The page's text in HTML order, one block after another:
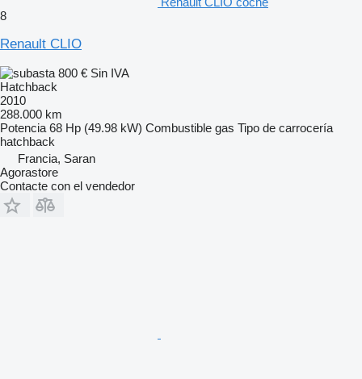
8
Renault CLIO
800 € Sin IVA
Hatchback
2010
288.000 km
Potencia 68 Hp (49.98 kW) Combustible gas Tipo de carrocería
hatchback
Francia, Saran
Agorastore
Contacte con el vendedor